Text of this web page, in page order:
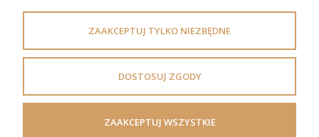
POMOC
MOJE KONTO
INFORMACJE
POLECANE KATEGORIE
ZAAKCEPTUJ TYLKO NIEZBĘDNE
DOSTOSUJ ZGODY
ZAAKCEPTUJ WSZYSTKIE